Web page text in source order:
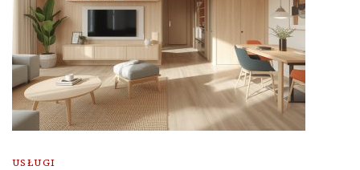
USŁUGI